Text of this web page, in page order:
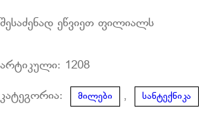
შესაძენად ეწვიეთ ფილიალს
არტიკული: 1208
კატეგორია: მილები , სანტექნიკა